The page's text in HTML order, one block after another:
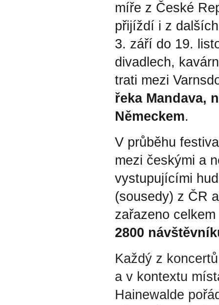
míře z České
přijíždí i z
3. září do 19.
divadlech,
trati mezi
řeka Mandava,
Německem.
V průběhu
mezi českými a
vystupujícími
(sousedy) z ČR
zařazeno celkem
2800
Každý z
a v kontextu
Hainewalde